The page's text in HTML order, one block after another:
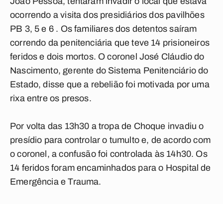
ocorrendo a visita dos presidiários dos pavilhões
PB 3, 5 e 6 . Os familiares dos detentos saíram
correndo da penitenciária que teve 14 prisioneiros
feridos e dois mortos. O coronel José Cláudio do
Nascimento, gerente do Sistema Penitenciário do
Estado, disse que a rebelião foi motivada por uma
rixa entre os presos.
Por volta das 13h30 a tropa de Choque invadiu o
presídio para controlar o tumulto e, de acordo com
o coronel, a confusão foi controlada às 14h30. Os
14 feridos foram encaminhados para o Hospital de
Emergência e Trauma.